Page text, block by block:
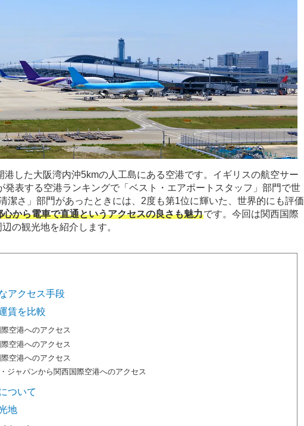
港した大阪湾内沖5kmの人工島にある空港です。イギリスの航空サー
発表する空港ランキングで「ベスト・エアポートスタッフ」部門で世
潔さ」部門があったときには、2度も第1位に輝いた、世界的にも評価
心から電車で直通というアクセスの良さも魅力です。今回は関西国際
の観光地を紹介します。
アクセス手段
賃を比較
空港へのアクセス
空港へのアクセス
空港へのアクセス
ジャパンから関西国際空港へのアクセス
ついて
地